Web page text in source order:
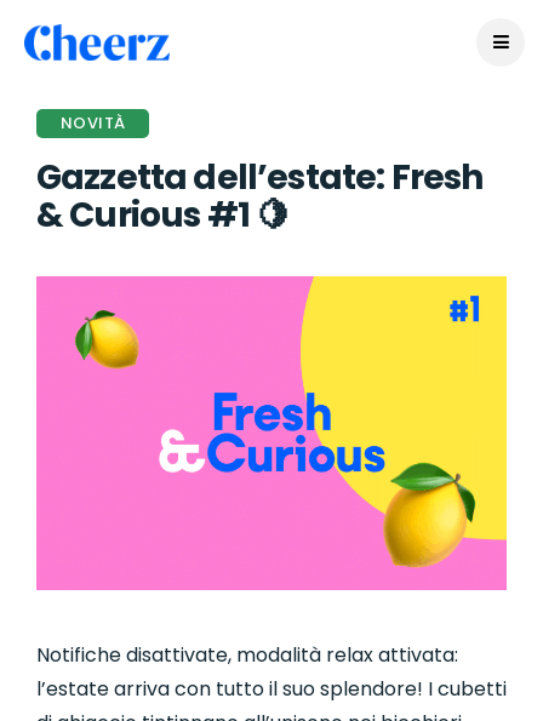
NOVITÀ
Gazzetta dell’estate: Fresh
& Curious #1 🍋
Notifiche disattivate, modalità relax attivata:
l’estate arriva con tutto il suo splendore! I cubetti